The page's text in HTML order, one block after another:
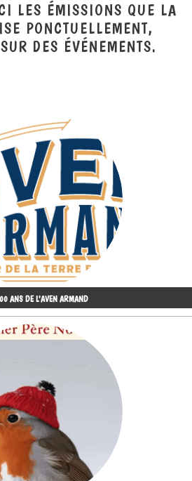
LES ÉMISSIONS QUE LA
PONCTUELLEMENT,
DES ÉVÉNEMENTS.
ANS DE L'AVEN ARMAND